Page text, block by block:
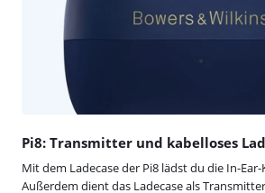
Pi8: Transmitter und kabelloses
Mit dem Ladecase der Pi8 lädst du die In-
Außerdem dient das Ladecase als